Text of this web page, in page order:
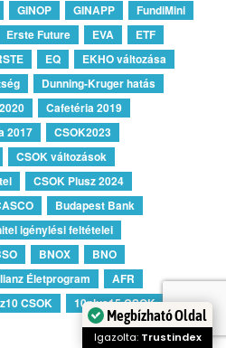
GINOP GINAPP
FundiMini
Erste Future EVA
ETF
EQ
EKHO változása
Dunning-Kruger hatás
Cafetéria 2019
2017
CSOK2023
CSOK változások
CSOK Plusz 2024
Budapest Bank
igénylési feltételei
BNOX
BNO
Életprogram
AFR
CSOK 10plus15 CSOK
Megbízható Oldal
Igazolta: Trustindex